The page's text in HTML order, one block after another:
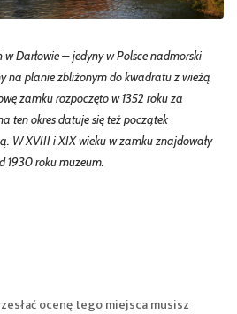
Darłowie – jedyny w Polsce nadmorski
na planie zbliżonym do kwadratu z wieżą
zamku rozpoczęto w 1352 roku za
ten okres datuje się też początek
W XVIII i XIX wieku w zamku znajdowały
1930 roku muzeum.
ocenę tego miejsca musisz